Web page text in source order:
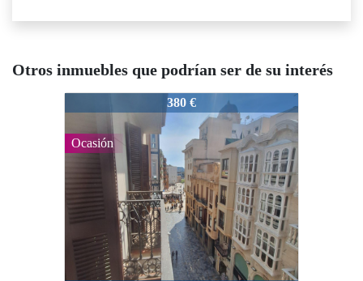
Otros inmuebles que podrían ser de su interés
380 €
Ocasión